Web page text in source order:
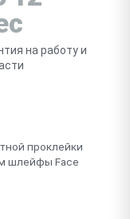
на работу и
проклейки
шлейфы Face